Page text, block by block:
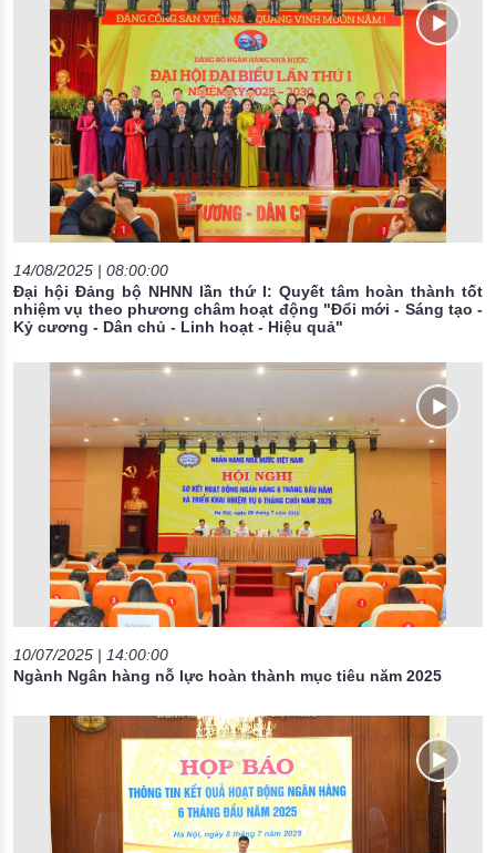
14/08/2025 | 08:00:00
Đại hội Đảng bộ NHNN lần thứ I: Quyết tâm hoàn thành tốt
nhiệm vụ theo phương châm hoạt động "Đổi mới - Sáng tạo -
Kỷ cương - Dân chủ - Linh hoạt - Hiệu quả"
10/07/2025 | 14:00:00
Ngành Ngân hàng nỗ lực hoàn thành mục tiêu năm 2025